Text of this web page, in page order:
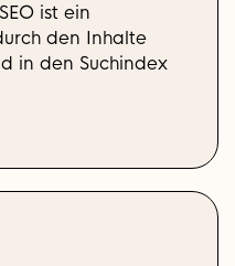
ist ein
den Inhalte
in den Suchindex